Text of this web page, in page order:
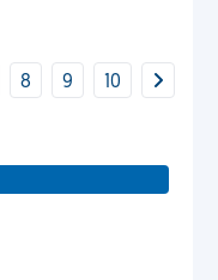
8 9 10